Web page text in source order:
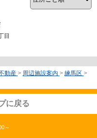
目
動産 > 周辺施設案内 > 練馬区 >
に戻る
～